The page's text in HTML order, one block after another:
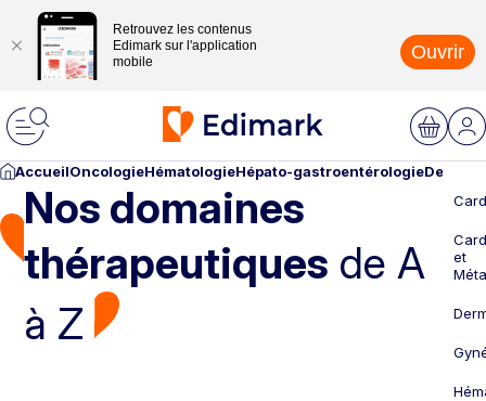
Retrouvez les contenus
Edimark sur l'application
mobile
Ouvrir
AccueilOncologieHématologieHépato-gastroentérologie
Nos domaines
thérapeutiques de A
à Z
et